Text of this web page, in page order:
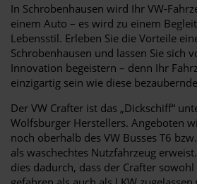
In Schrobenhausen wird Ihr VW-
einem Auto – es wird zu einem
Lebensstil. Erleben Sie die Vorteile
Schrobenhausen und lassen Sie sich
Innovation begeistern – denn Ihr
einzigartig sein wie diese
Der VW Crafter ist das „Dickschiff“
Wolfsburger Herstellers. Angeboten
noch oberhalb des VW Busses T6
als waschechtes Nutzfahrzeug
dies dadurch, dass der Crafter